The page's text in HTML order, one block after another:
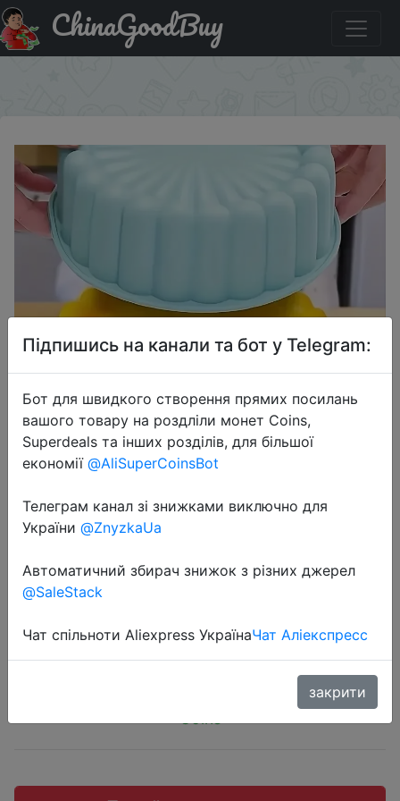
Знижка на 1PC Silicone Cake Pan Multi-Functional Round
High Temperature Resistant DIY Baking Mold
ChinaGoodBuy
2026-05-26
1PC Silicone Cake Pan Multi-
Resistant DIY Baking Mold
$2.41
Підпишись на канали та бот у Telegram:
Бот для швидкого створення прямих посилань
вашого товару на роздліли монет Coins,
Superdeals та інших розділів, для більшої
економії @AliSuperCoinsBot
Телеграм канал зі знижками виключно для
України @ZnyzkaUa
Автоматичний збирач знижок з різних джерел
@SaleStack
Чат спільноти Aliexpress УкраїнаЧат Аліекспресс
закрити